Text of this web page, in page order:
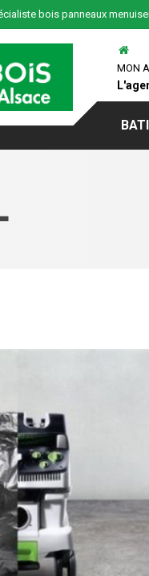
bois panneaux
MON